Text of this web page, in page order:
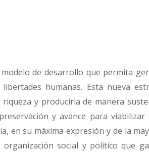
de desarrollo que permita
humanas. Esta nueva
y producirla de manera
y avance para
en su máxima expresión y de la
social y político que